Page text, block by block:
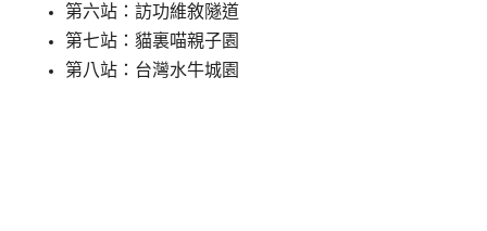
第六站：訪功維敘隧道
第七站：貓裏喵親子園
第八站：台灣水牛城園